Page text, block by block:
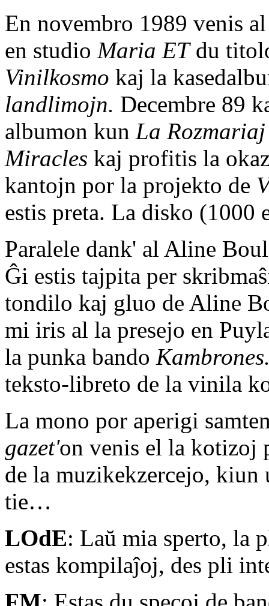
En novembro 1989 venis
en studio Maria ETdu
Vinilkosmo kaj la
landlimojn. Decembre 89
albumon kun La
Miracles kaj profitis la
kantojn por la projekto de
estis preta. La disko (1000
Paralele dank' al Aline
Ĝi estis tajpita per
tondilo kaj gluo de Aline
mi iris al la presejo en
la punka bando
teksto-libreto de la vinila
La mono por aperigi
gazet'on venis el la
de la muzikekzercejo,
tie…
LOdE: Laŭ mia sperto, la
estas kompilaĵoj, des pli